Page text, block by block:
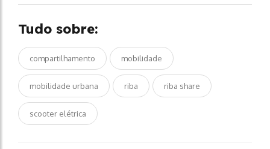
Tudo sobre:
compartilhamento mobilidade
mobilidade urbana riba riba share
scooter elétrica